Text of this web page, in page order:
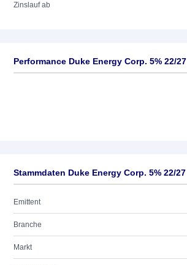
Zinslauf ab
Performance Duke Energy Corp. 5% 22/27
Stammdaten Duke Energy Corp. 5% 22/27
Emittent
Branche
Markt